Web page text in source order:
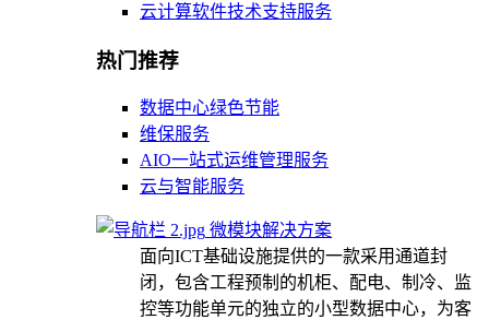
云计算软件技术支持服务
热门推荐
数据中心绿色节能
维保服务
AIO一站式运维管理服务
云与智能服务
微模块解决方案
面向ICT基础设施提供的一款采用通道封
闭，包含工程预制的机柜、配电、制冷、监
控等功能单元的独立的小型数据中心，为客